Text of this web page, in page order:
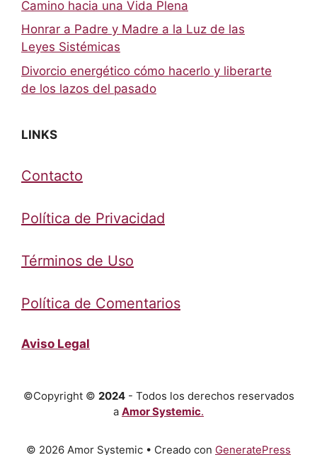
Camino hacia una Vida Plena
Honrar a Padre y Madre a la Luz de las
Leyes Sistémicas
Divorcio energético cómo hacerlo y liberarte
de los lazos del pasado
LINKS
Contacto
Política de Privacidad
Términos de Uso
Política de Comentarios
Aviso Legal
©Copyright © 2024- Todos los derechos reservados
a Amor Systemic.
© 2026 Amor Systemic • Creado con GeneratePress